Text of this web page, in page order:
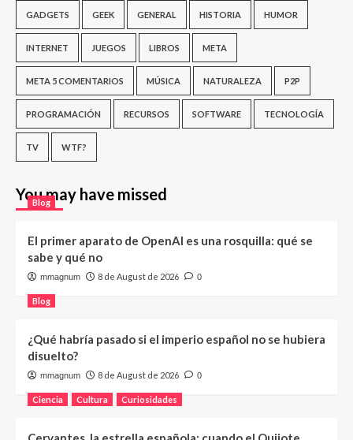
GADGETS GEEK GENERAL HISTORIA HUMOR
INTERNET JUEGOS LIBROS META
META 5 COMENTARIOS MÚSICA NATURALEZA P2P
PROGRAMACIÓN RECURSOS SOFTWARE TECNOLOGÍA
TV WTF?
You may have missed
Blog
El primer aparato de OpenAI es una rosquilla: qué se
sabe y qué no
mmagnum 8 de August de 2026 0
Blog
¿Qué habría pasado si el imperio español no se hubiera
disuelto?
mmagnum 8 de August de 2026 0
Ciencia Cultura Curiosidades